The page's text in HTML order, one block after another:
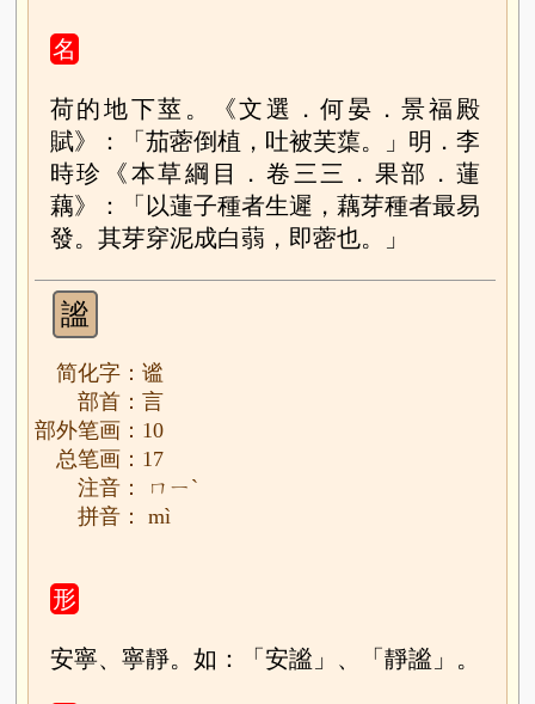
名
荷的地下莖。《文選．何晏．景福殿
賦》：「茄蔤倒植，吐被芙蕖。」明．李
時珍《本草綱目．卷三三．果部．蓮
藕》：「以蓮子種者生遲，藕芽種者最易
發。其芽穿泥成白蒻，即蔤也。」
謐
简化字：谧
部首：言
部外笔画：10
总笔画：17
注音： ㄇㄧˋ
拼音： mì
形
安寧、寧靜。如：「安謐」、「靜謐」。